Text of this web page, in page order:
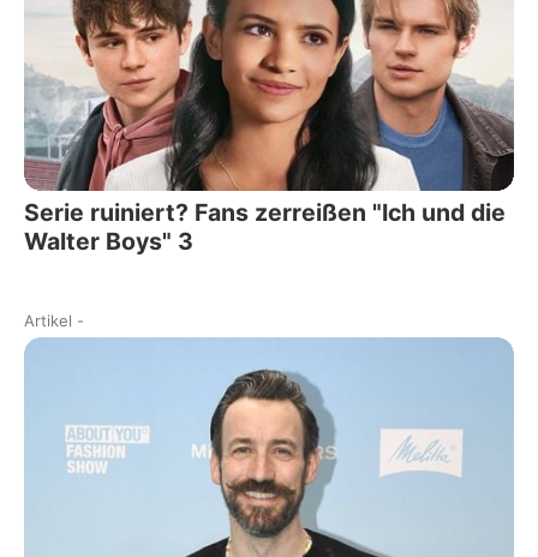
Serie ruiniert? Fans zerreißen "Ich und die
Walter Boys" 3
Artikel -